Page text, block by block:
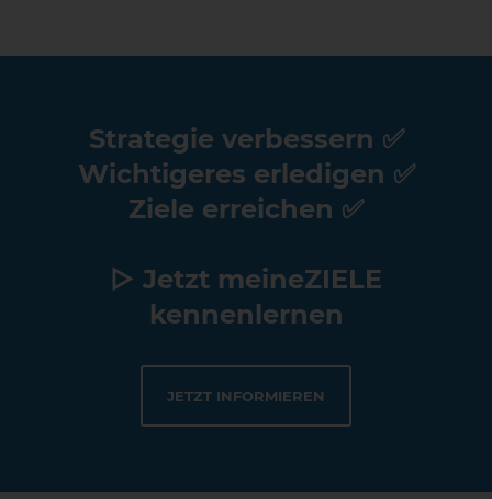
Strategie verbessern ✅
Wichtigeres erledigen ✅
Ziele erreichen ✅
▷ Jetzt meineZIELE
kennenlernen
JETZT INFORMIEREN